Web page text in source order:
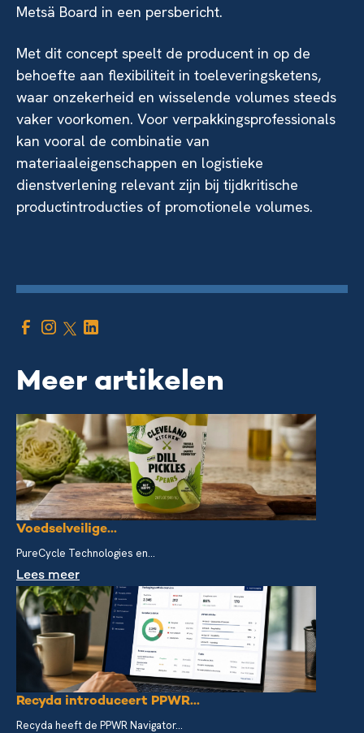
Metsä Board in een persbericht.
Met dit concept speelt de producent in op de
behoefte aan flexibiliteit in toeleveringsketens,
waar onzekerheid en wisselende volumes steeds
vaker voorkomen. Voor verpakkingsprofessionals
kan vooral de combinatie van
materiaaleigenschappen en logistieke
dienstverlening relevant zijn bij tijdkritische
productintroducties of promotionele volumes.
Meer artikelen
Voedselveilige...
PureCycle Technologies en...
Lees meer
Recyda introduceert PPWR...
Recyda heeft de PPWR Navigator...